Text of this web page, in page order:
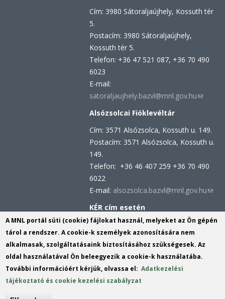
mail)
Cím: 3980 Sátoraljaújhely, Kossuth tér
5.
Postacím: 3980 Sátoraljaújhely,
Kossuth tér 5.
Telefon: +36 47 521 087, +36 70 490
6023
E-mail:
satoraljaujhely.bazvl@mnl.gov.hu(link
mail)
Alsózsolcai Fióklevéltár
Cím: 3571 Alsózsolca, Kossuth u. 149.
Postacím: 3571 Alsózsolca, Kossuth u.
149.
Telefon: +36 46 407 259 +36 70 490
6022
E-mail: alsozsolca.bazvl@mnl.gov.hu(link
e-
KÉR cím esetén
KRID azonosító: 113809158
KÉR azonosító: MNL BAZML
Hivatali kapu cím:
KRID azonosító: 160343931
A MNL portál süti (cookie) fájlokat használ, melyeket az Ön gépén
tárol a rendszer. A cookie-k személyek azonosítására nem
alkalmasak, szolgáltatásaink biztosításához szükségesek. Az
oldal használatával Ön beleegyezik a cookie-k használatába.
További információért kérjük, olvassa el:Adatkezelési
tájékoztató és cookie kezelési szabályzat